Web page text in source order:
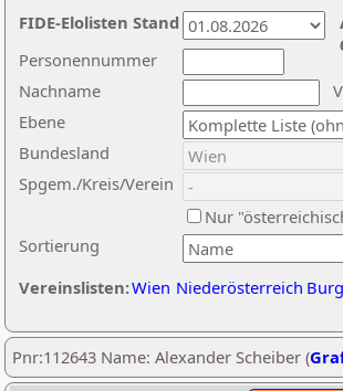
Nachname
Ebene
Sortierung
Personennummer
Bundesland
Spgem./Kreis/Verein
Nur
Vereinslisten:Wien Niederösterreich
FIDE-Elolisten Stand
Pnr:112643 Name: Alexander Scheiber (